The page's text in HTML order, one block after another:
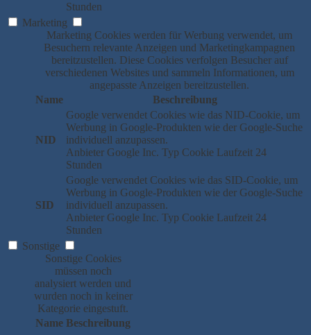
Stunden
Marketing
Marketing Cookies werden für Werbung verwendet, um
Besuchern relevante Anzeigen und Marketingkampagnen
bereitzustellen. Diese Cookies verfolgen Besucher auf
verschiedenen Websites und sammeln Informationen, um
angepasste Anzeigen bereitzustellen.
Name
Beschreibung
NID
Google verwendet Cookies wie das NID-Cookie, um
Werbung in Google-Produkten wie der Google-Suche
individuell anzupassen.
Anbieter Google Inc. Typ Cookie Laufzeit 24
Stunden
SID
Google verwendet Cookies wie das SID-Cookie, um
Werbung in Google-Produkten wie der Google-Suche
individuell anzupassen.
Anbieter Google Inc. Typ Cookie Laufzeit 24
Stunden
Sonstige
Sonstige Cookies
müssen noch
analysiert werden und
wurden noch in keiner
Kategorie eingestuft.
Name Beschreibung